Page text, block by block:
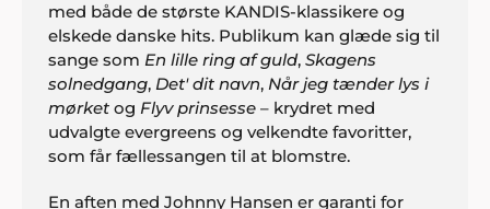
med både de største KANDIS-klassikere og
elskede danske hits. Publikum kan glæde sig til
sange som En lille ring af guld, Skagens
solnedgang, Det' dit navn, Når jeg tænder lys i
mørket og Flyv prinsesse – krydret med
udvalgte evergreens og velkendte favoritter,
som får fællessangen til at blomstre.
En aften med Johnny Hansen er garanti for